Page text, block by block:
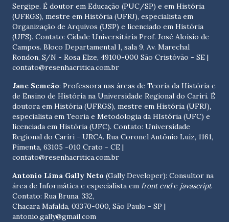
Sergipe. É doutor em Educação (PUC/SP) e em História
(UFRGS), mestre em História (UFRJ), especialista em
Organização de Arquivos (USP) e licenciado em História
(UFS). Contato: Cidade Universitária Prof. José Aloísio de
Campos. Bloco Departamental I, sala 9, Av. Marechal
Rondon, S/N - Rosa Elze, 49100-000 São Cristóvão - SE |
contato@resenhacritica.com.br
Jane Semeão: Professora nas áreas de Teoria da História e
de Ensino de História na Universidade Regional do Cariri. É
doutora em História (UFRGS), mestre em História (UFRJ),
especialista em Teoria e Metodologia da HIstória (UFC) e
licenciada em História (UFC). Contato: Universidade
Regional do Cariri - URCA. Rua Coronel Antônio Luíz, 1161,
Pimenta, 63105 -010 Crato - CE |
contato@resenhacritica.com.br
Antonio Lima Gally Neto (Gally Developer): Consultor na
área de Informática e especialista em front ende javascript.
Contato: Rua Bruna, 332,
Chacara Mafalda, 03370-000, São Paulo - SP |
antonio.gally@gmail.com